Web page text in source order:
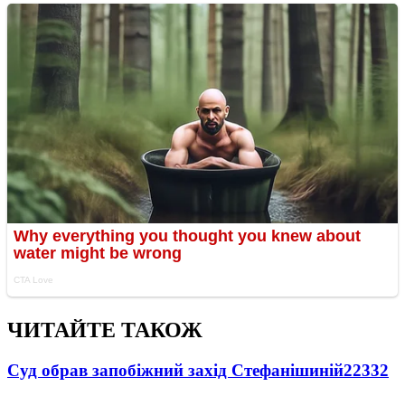
ЧИТАЙТЕ ТАКОЖ
Суд обрав запобіжний захід Стефанішиній22332